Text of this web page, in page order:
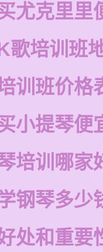
尤克里里
歌培训班
训班价格
小提琴便
培训哪家
钢琴多少
处和重要